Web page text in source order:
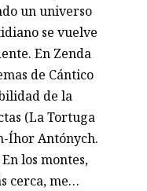
un universo
se vuelve
En Zenda
de Cántico
de la
(La Tortuga
Íhor Antónych.
los montes,
cerca, me…